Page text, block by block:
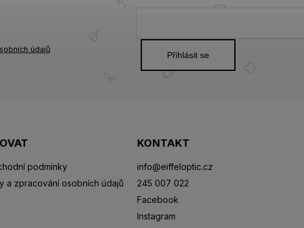
podmínky
a zpracování osobních údajů
KONTAKT
info@eiffeloptic.cz
245 007 022
Facebook
Instagram
údajů
Přihlásit se